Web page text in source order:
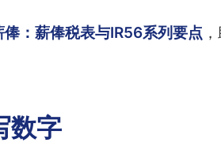
：薪俸税表与IR56系列要点
数字